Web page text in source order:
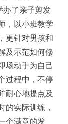
办了亲子剪发
，以小班教学
更针对男孩和
及示范如何修
场动手为自己
过程中，不停
耐心地提点及
的实际训练，
个满意的发